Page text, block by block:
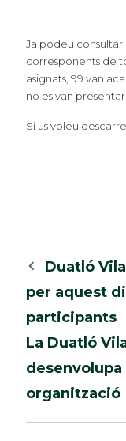
Ja podeu consultar
corresponents de
asignats, 99 van
no es van presentar.
Si us voleu
Navegació
per
entrades
Duatló
per aquest
participants
La Duatló
organització